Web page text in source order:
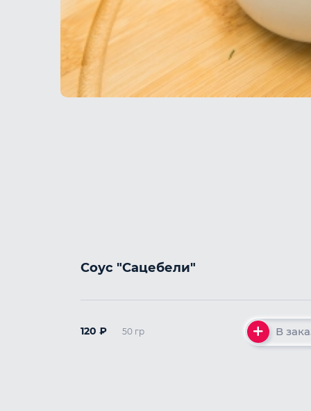
Соус "Сацебели"
120 ₽ 50 гр В